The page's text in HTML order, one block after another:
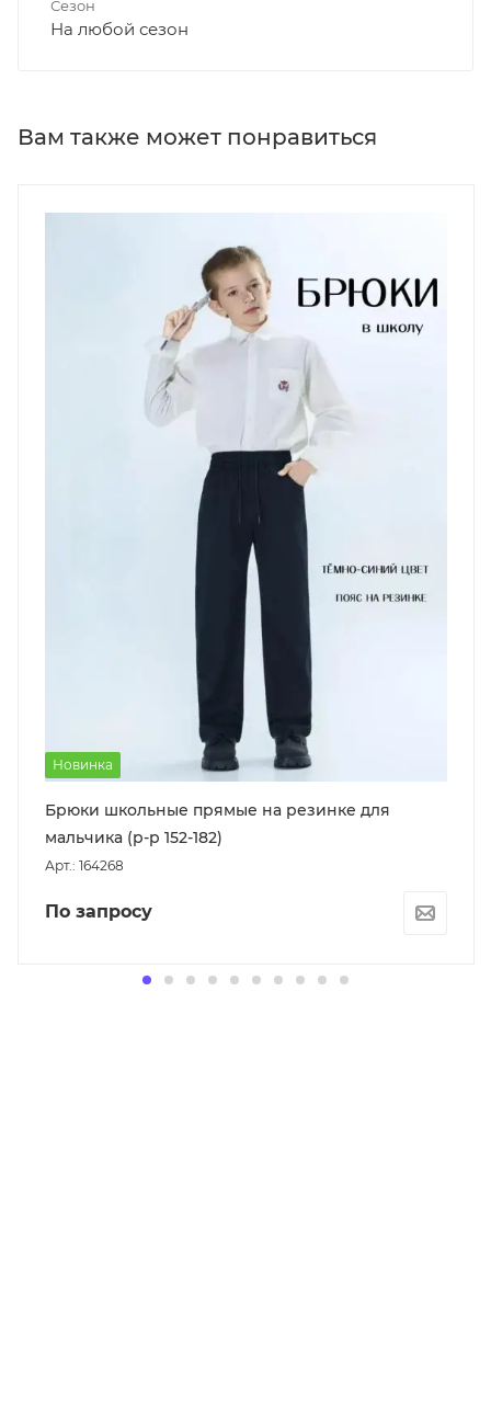
Сезон
На любой сезон
Вам также может понравиться
Новинка
Брюки школьные прямые на резинке для
мальчика (р-р 152-182)
Арт.: 164268
По запросу